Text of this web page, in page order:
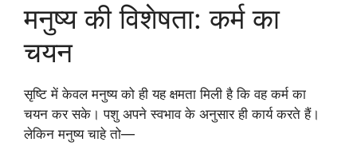
मनुष्य की विशेषता: कर्म का
चयन
सृष्टि में केवल मनुष्य को ही यह क्षमता मिली है कि वह कर्म का
चयन कर सके। पशु अपने स्वभाव के अनुसार ही कार्य करते हैं।
लेकिन मनुष्य चाहे तो—